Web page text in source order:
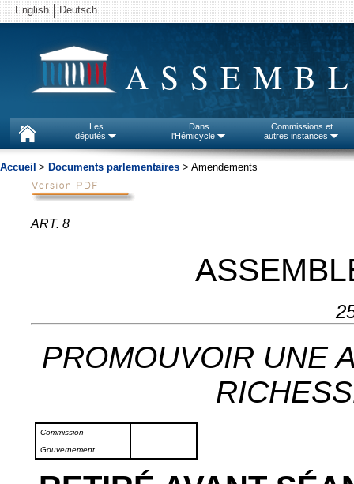
English Deutsch
Les
députés
Dans
l'Hémicycle
Commissions et
autres instances
Accueil > Documents parlementaires > Amendements
ART. 8
PROMOUVOIR UNE
Commission
Gouvernement